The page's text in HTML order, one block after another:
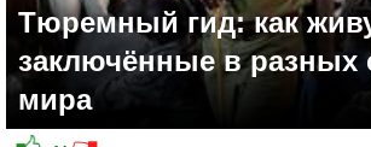
Тюремный гид: как
заключённые в разных
мира